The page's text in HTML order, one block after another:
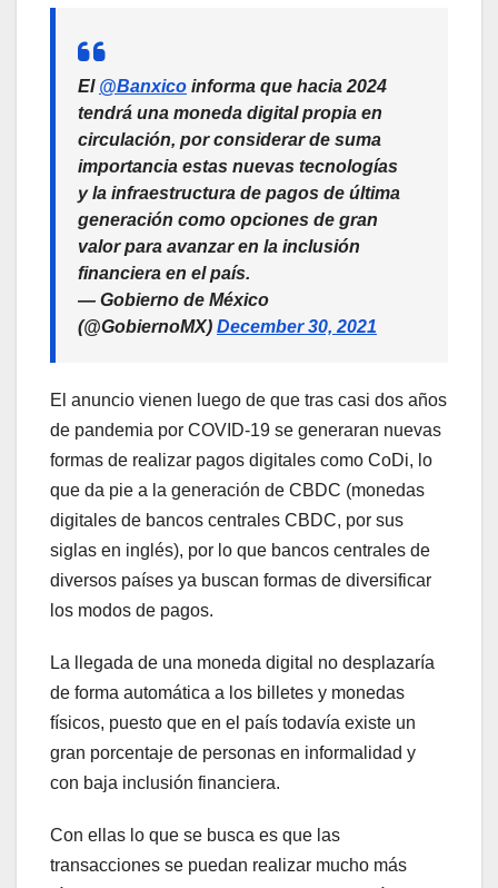
El @Banxico informa que hacia 2024
tendrá una moneda digital propia en
circulación, por considerar de suma
importancia estas nuevas tecnologías
y la infraestructura de pagos de última
generación como opciones de gran
valor para avanzar en la inclusión
financiera en el país.
— Gobierno de México
(@GobiernoMX) December 30, 2021
El anuncio vienen luego de que tras casi dos años
de pandemia por COVID-19 se generaran nuevas
formas de realizar pagos digitales como CoDi, lo
que da pie a la generación de CBDC (monedas
digitales de bancos centrales CBDC, por sus
siglas en inglés), por lo que bancos centrales de
diversos países ya buscan formas de diversificar
los modos de pagos.
La llegada de una moneda digital no desplazaría
de forma automática a los billetes y monedas
físicos, puesto que en el país todavía existe un
gran porcentaje de personas en informalidad y
con baja inclusión financiera.
Con ellas lo que se busca es que las
transacciones se puedan realizar mucho más